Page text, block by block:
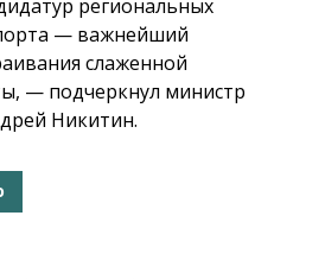
региональных
— важнейший
слаженной
— подчеркнул министр
Никитин.